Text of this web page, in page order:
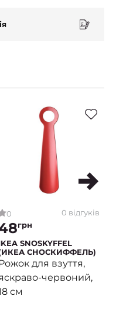
0 0 відгуків
грн
SNOSKYFFEL
СНОСКИФФЕЛЬ)
для взуття,
червоний,
см